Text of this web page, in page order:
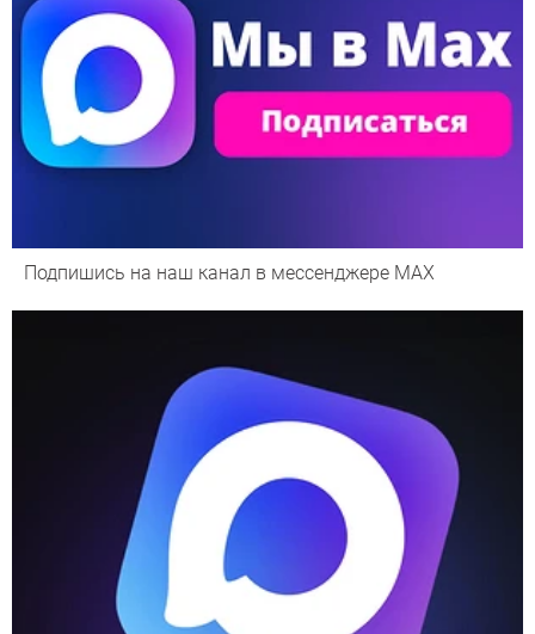
Подпишись на наш канал в мессенджере МАХ